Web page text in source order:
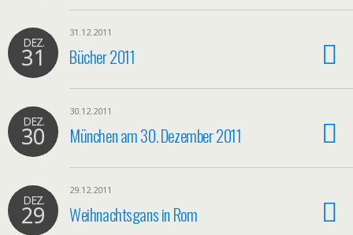
DEZ.
31
31.12.2011
Bücher 2011
DEZ.
30
30.12.2011
München am 30. Dezember 2011
DEZ.
29
29.12.2011
Weihnachtsgans in Rom